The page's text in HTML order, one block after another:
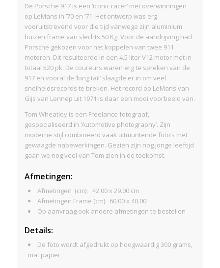
De Porsche 917 is een ‘iconic racer’ met overwinningen
op LeMans in ’70 en ’71. Het ontwerp was erg
vooruitstrevend voor die tijd vanwege zijn aluminium
buizen frame van slechts 50 Kg. Voor de aandrijving had
Porsche gekozen voor het koppelen van twee 911
motoren. Dit resulteerde in een 4.5 liter V12 motor met in
totaal 520 pk. De coureurs waren erg te spreken van de
917 en vooral de ‘long tail’ slaagde er in om veel
snelheidsrecords te breken. Het record op LeMans van
Gijs van Lennep uit 1971 is daar een mooi voorbeeld van.
Tom Wheatley is een Freelance fotograaf,
gespecialiseerd in ‘Automotive photography’. Zijn
moderne stijl combineerd vaak uitmuntende foto’s met
gewaagde nabewerkingen. Gezien zijn nog jonge leeftijd
gaan we nog veel van Tom zien in de toekomst.
Afmetingen:
Afmetingen (cm): 42.00 x 29.00 cm
Afmetingen Frame (cm): 60.00 x 40.00
Op aanvraag ook andere afmetingen te bestellen
Details:
De foto wordt afgedrukt op hoogwaardig 300 grams,
mat papier